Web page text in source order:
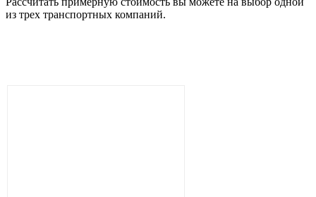
из трех транспортных компаний.